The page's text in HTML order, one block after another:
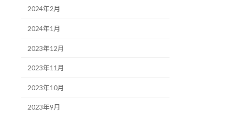
2024年2月
2024年1月
2023年12月
2023年11月
2023年10月
2023年9月